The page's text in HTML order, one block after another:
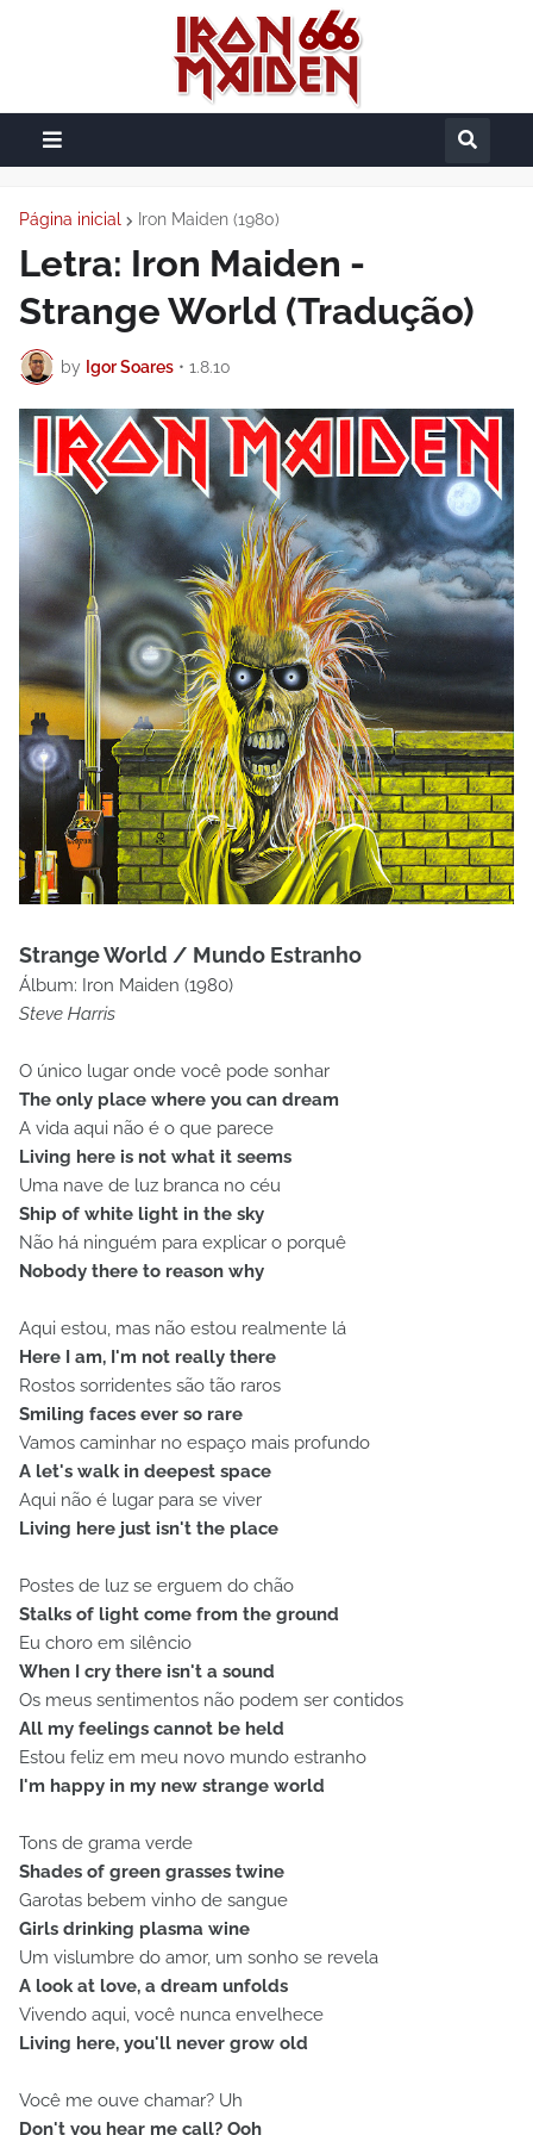
Página inicial Iron Maiden (1980)
Letra: Iron Maiden -
Strange World (Tradução)
by Igor Soares • 1.8.10
Strange World / Mundo Estranho
Álbum: Iron Maiden (1980)
Steve Harris
O único lugar onde você pode sonhar
The only place where you can dream
A vida aqui não é o que parece
Living here is not what it seems
Uma nave de luz branca no céu
Ship of white light in the sky
Não há ninguém para explicar o porquê
Nobody there to reason why
Aqui estou, mas não estou realmente lá
Here I am, I'm not really there
Rostos sorridentes são tão raros
Smiling faces ever so rare
Vamos caminhar no espaço mais profundo
A let's walk in deepest space
Aqui não é lugar para se viver
Living here just isn't the place
Postes de luz se erguem do chão
Stalks of light come from the ground
Eu choro em silêncio
When I cry there isn't a sound
Os meus sentimentos não podem ser contidos
All my feelings cannot be held
Estou feliz em meu novo mundo estranho
I'm happy in my new strange world
Tons de grama verde
Shades of green grasses twine
Garotas bebem vinho de sangue
Girls drinking plasma wine
Um vislumbre do amor, um sonho se revela
A look at love, a dream unfolds
Vivendo aqui, você nunca envelhece
Living here, you'll never grow old
Você me ouve chamar? Uh
Don't you hear me call? Ooh